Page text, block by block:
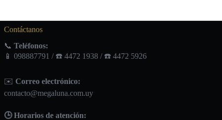
Contáctanos
📞 Teléfonos:
📱 098887791 / ☎️ 4472 1938 / ☎️ 4472 5926
✉️ Correo electrónico:
contacto@megaluna.com.uy
🕒 Horarios de atención: